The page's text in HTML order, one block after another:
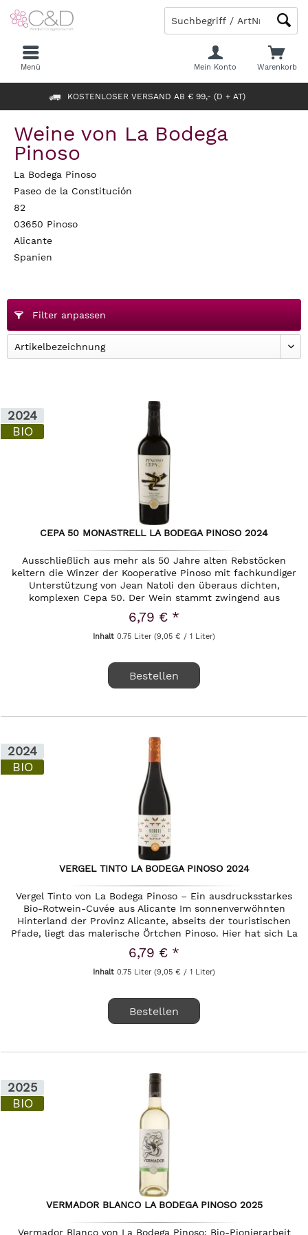
KOSTENLOSER VERSAND AB € 99,- (D + AT)
Warenkorb
Mein Konto
Menü
Weine von La Bodega
Pinoso
La Bodega Pinoso
Paseo de la Constitución
82
03650 Pinoso
Alicante
Spanien
Filter anpassen
2024
BIO
CEPA 50 MONASTRELL LA BODEGA PINOSO 2024
Ausschließlich aus mehr als 50 Jahre alten Rebstöcken
keltern die Winzer der Kooperative Pinoso mit fachkundiger
Unterstützung von Jean Natoli den überaus dichten,
komplexen Cepa 50. Der Wein stammt zwingend aus
Weinbergen, die nicht...
6,79 € *
Inhalt0.75 Liter(9,05 € / 1 Liter)
Bestellen
2024
BIO
VERGEL TINTO LA BODEGA PINOSO 2024
Vergel Tinto von La Bodega Pinoso – Ein ausdrucksstarkes
Bio-Rotwein-Cuvée aus Alicante Im sonnenverwöhnten
Hinterland der Provinz Alicante, abseits der touristischen
Pfade, liegt das malerische Örtchen Pinoso. Hier hat sich La
Bodega...
6,79 € *
Inhalt0.75 Liter(9,05 € / 1 Liter)
Bestellen
2025
BIO
VERMADOR BLANCO LA BODEGA PINOSO 2025
Vermador Blanco von La Bodega Pinoso: Bio-Pionierarbeit